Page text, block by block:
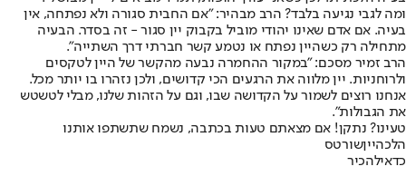
ומה לגבי נגיעה בלבד? הרב מבהיר: "אם החבית סגורה ולא נפתחה, אין
בעיה. אם אדם שאינו יהודי מוביל בקבוק יין סגור - זה בסדר. הבעיה
מתחילה רק כשהיין נפתח או נטמע קשר חברתי דרך השתייה".
הרב זמיר מסכם: "במקור ההחמרה נבעה מהקשר של היין לטקסים
ולרוחניות. יין מלווה את הרגעים הכי קדושים, ולכן נזהרו בו יותר מכל.
אנחנו רוצים לשמור על הקדושה שבו, וגם על הזהות שלנו, מבלי לטשטש
את הגבולות".
טעינו? נתקן! אם מצאתם טעות בכתבה, נשמח שתשתפו אותנו
הלכהייןשורטס
כדאילהכיר